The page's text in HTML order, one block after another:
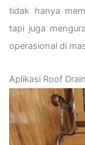
tidak hanya
tapi juga
operasional di
Aplikasi Roof